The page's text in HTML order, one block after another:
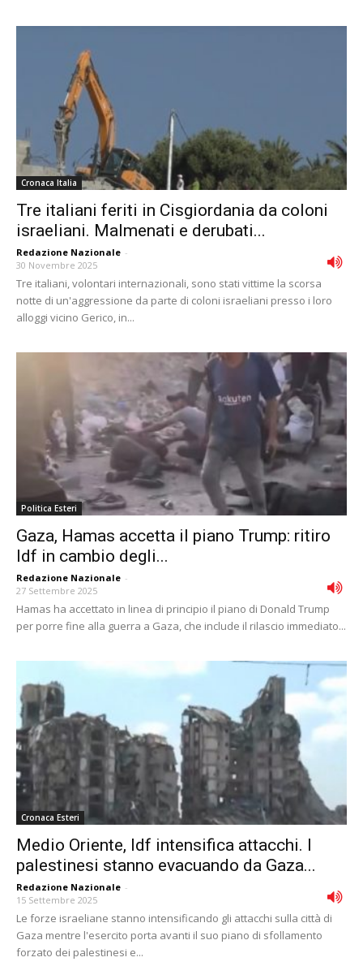
Cronaca Italia
Tre italiani feriti in Cisgiordania da coloni
israeliani. Malmenati e derubati...
Redazione Nazionale -
30 Novembre 2025
Tre italiani, volontari internazionali, sono stati vittime la scorsa
notte di un'aggressione da parte di coloni israeliani presso i loro
alloggi vicino Gerico, in...
Politica Esteri
Gaza, Hamas accetta il piano Trump: ritiro
Idf in cambio degli...
Redazione Nazionale -
27 Settembre 2025
Hamas ha accettato in linea di principio il piano di Donald Trump
per porre fine alla guerra a Gaza, che include il rilascio immediato...
Cronaca Esteri
Medio Oriente, Idf intensifica attacchi. I
palestinesi stanno evacuando da Gaza...
Redazione Nazionale -
15 Settembre 2025
Le forze israeliane stanno intensificando gli attacchi sulla città di
Gaza mentre l'esercito porta avanti il suo piano di sfollamento
forzato dei palestinesi e...